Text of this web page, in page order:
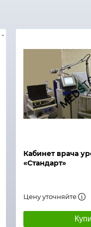
-
Кабинет врача
«Стандарт»
Цену уточняйте